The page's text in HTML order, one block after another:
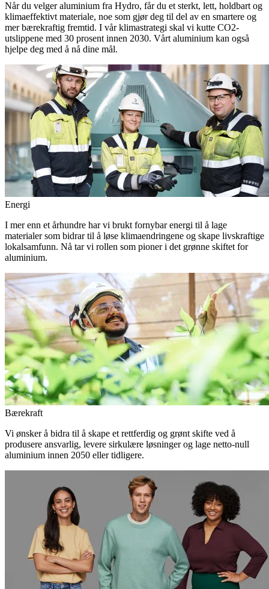
Når du velger aluminium fra Hydro, får du et sterkt, lett, holdbart og
klimaeffektivt materiale, noe som gjør deg til del av en smartere og
mer bærekraftig fremtid. I vår klimastrategi skal vi kutte CO2-
utslippene med 30 prosent innen 2030. Vårt aluminium kan også
hjelpe deg med å nå dine mål.
Energi
I mer enn et århundre har vi brukt fornybar energi til å lage
materialer som bidrar til å løse klimaendringene og skape livskraftige
lokalsamfunn. Nå tar vi rollen som pioner i det grønne skiftet for
aluminium.
Bærekraft
Vi ønsker å bidra til å skape et rettferdig og grønt skifte ved å
produsere ansvarlig, levere sirkulære løsninger og lage netto-null
aluminium innen 2050 eller tidligere.